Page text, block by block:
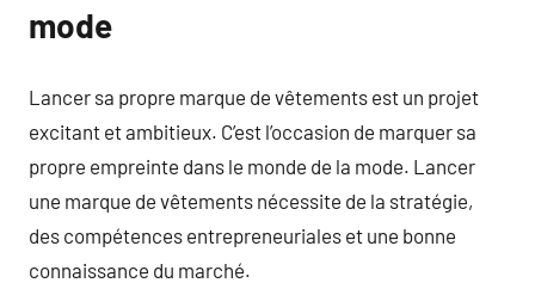
mode
Lancer sa propre marque de vêtements est un projet
excitant et ambitieux. C’est l’occasion de marquer sa
propre empreinte dans le monde de la mode. Lancer
une marque de vêtements nécessite de la stratégie,
des compétences entrepreneuriales et une bonne
connaissance du marché.